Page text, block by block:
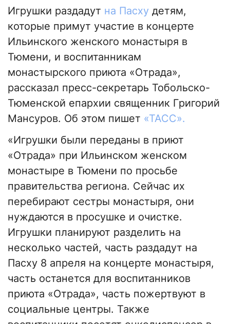
Игрушки раздадут на Пасху детям,
которые примут участие в концерте
Ильинского женского монастыря в
Тюмени, и воспитанникам
монастырского приюта «Отрада»,
рассказал пресс-секретарь Тобольско-
Тюменской епархии священник Григорий
Мансуров. Об этом пишет «ТАСС».
«Игрушки были переданы в приют
«Отрада» при Ильинском женском
монастыре в Тюмени по просьбе
правительства региона. Сейчас их
перебирают сестры монастыря, они
нуждаются в просушке и очистке.
Игрушки планируют разделить на
несколько частей, часть раздадут на
Пасху 8 апреля на концерте монастыря,
часть останется для воспитанников
приюта «Отрада», часть пожертвуют в
социальные центры. Также